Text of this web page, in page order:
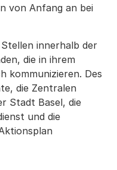
von Anfang an bei
innerhalb der
die in ihrem
kommunizieren. Des
die Zentralen
Stadt Basel, die
und die